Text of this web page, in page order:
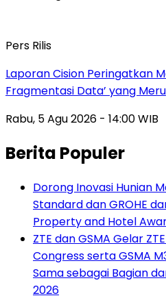
Pers Rilis
Laporan Cision Peringatkan
Fragmentasi Data’ yang
Rabu, 5 Agu 2026 - 14:00 WIB
Berita Populer
Dorong Inovasi Hunian
Standard dan GROHE
Property and Hotel
ZTE dan GSMA Gelar
Congress serta GSMA
Sama sebagai Bagian
2026